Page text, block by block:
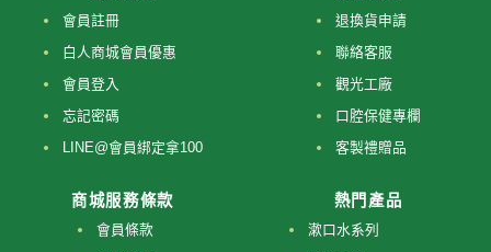
會員註冊
白人商城會員優惠
會員登入
忘記密碼
LINE@會員綁定拿100
退換貨申請
聯絡客服
觀光工廠
口腔保健專欄
客製禮贈品
商城服務條款
會員條款
熱門產品
漱口水系列